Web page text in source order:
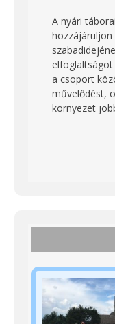
A nyári
hozzájáruljon
elfoglaltságot
a csoport
művelődést,
környezet